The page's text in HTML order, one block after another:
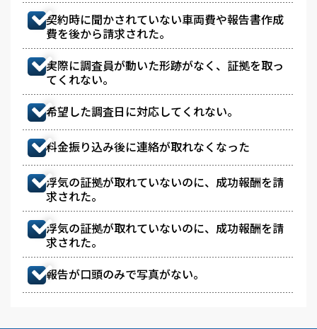
契約時に聞かされていない車両費や報告書作成
費を後から請求された。
実際に調査員が動いた形跡がなく、証拠を取っ
てくれない。
希望した調査日に対応してくれない。
料金振り込み後に連絡が取れなくなった
浮気の証拠が取れていないのに、成功報酬を請
求された。
浮気の証拠が取れていないのに、成功報酬を請
求された。
報告が口頭のみで写真がない。